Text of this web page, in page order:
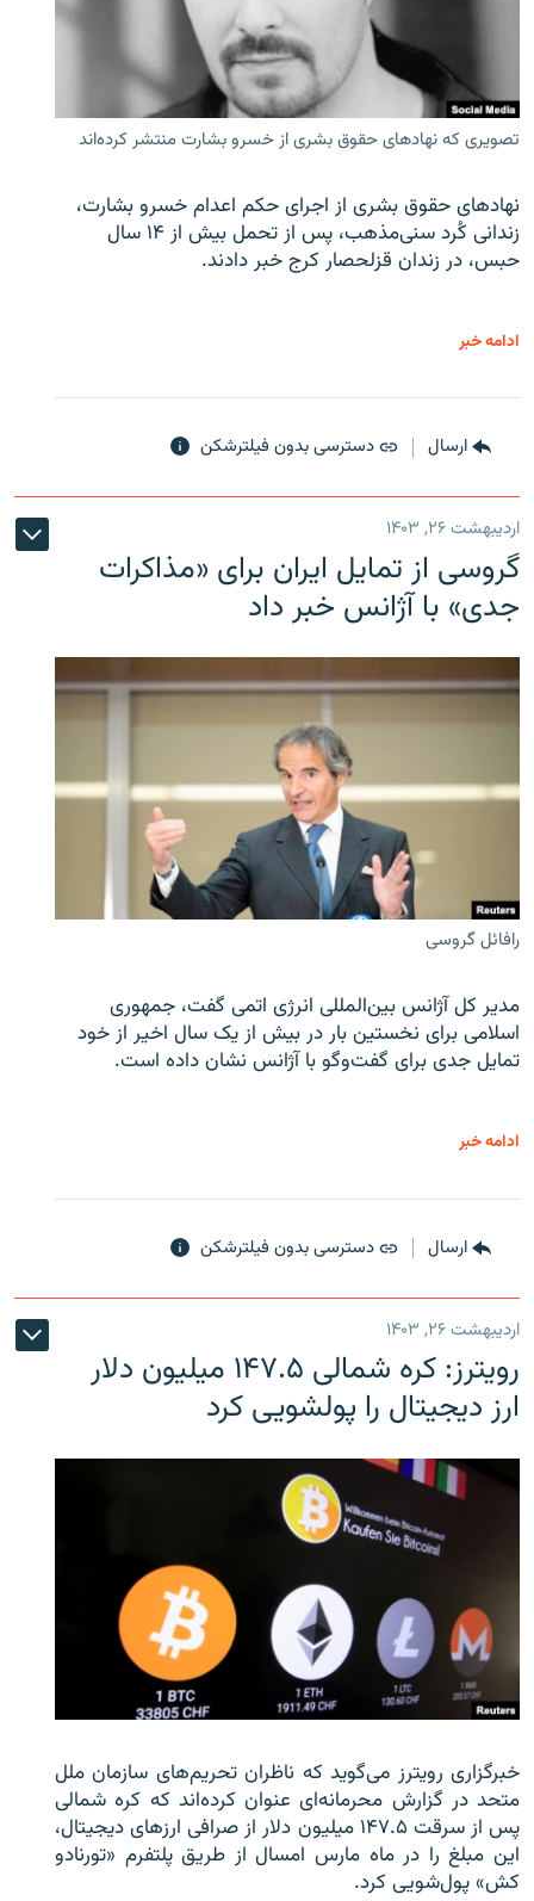
تصویری که نهادهای حقوق بشری از خسرو بشارت منتشر کرده‌اند
نهادهای حقوق بشری از اجرای حکم اعدام خسرو بشارت،
زندانی کُرد سنی‌مذهب، پس از تحمل بیش از ۱۴ سال
حبس، در زندان قزلحصار کرج خبر دادند.
ادامه خبر
ارسال دسترسی بدون فیلترشکن
اردیبهشت ۲۶, ۱۴۰۳
گروسی از تمایل ایران برای «مذاکرات
جدی» با آژانس خبر داد
رافائل گروسی
مدیر کل آژانس بین‌المللی انرژی اتمی گفت، جمهوری
اسلامی برای نخستین بار در بیش از یک سال اخیر از خود
تمایل جدی برای گفت‌وگو با آژانس نشان داده است.
ادامه خبر
ارسال دسترسی بدون فیلترشکن
اردیبهشت ۲۶, ۱۴۰۳
رویترز: کره شمالی ۱۴۷.۵ میلیون دلار
ارز دیجیتال را پولشویی کرد
خبرگزاری رویترز می‌گوید که ناظران تحریم‌های سازمان ملل
متحد در گزارش محرمانه‌ای عنوان کرده‌اند که کره شمالی
پس از سرقت ۱۴۷.۵ میلیون دلار از صرافی ارزهای دیجیتال،
این مبلغ را در ماه مارس امسال از طریق پلتفرم «تورنادو
کش» پول‌شویی کرد.